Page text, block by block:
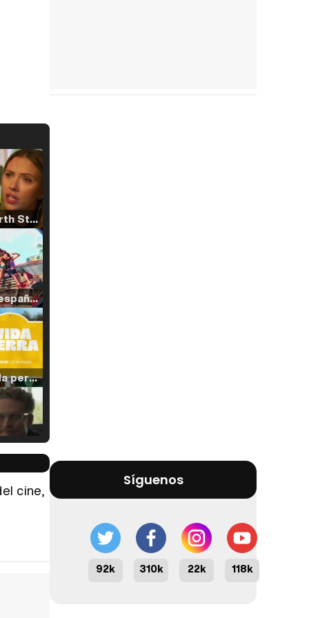
Tráiler 'North Star' (2023)
Tráiler en español de 'La isla olvidada'
Tráiler 'Vida perra' (2026)
Tráiler Oficial en VOSE 'The Audacity'
cine,
Síguenos
92k 310k 22k 118k